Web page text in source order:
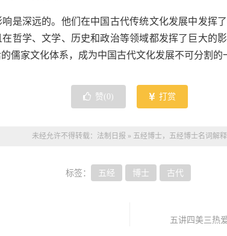
是深远的。他们在中国古代传统文化发展中发挥
哲学、文学、历史和政治等领域都发挥了巨大的
儒家文化体系，成为中国古代文化发展不可分割的
赞( 0 ) 打赏
未经允许不得转载： 法制日报 » 五经博士，五经博士名词解释
标签： 五经 博士 古代
五讲四美三热